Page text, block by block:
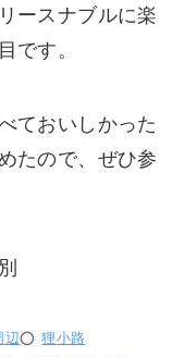
ースナブルに楽
です。
ておいしかった
たので、ぜひ参
辺
狸小路